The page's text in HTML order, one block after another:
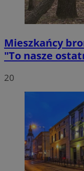
Mieszkańcy
"To nasze
20